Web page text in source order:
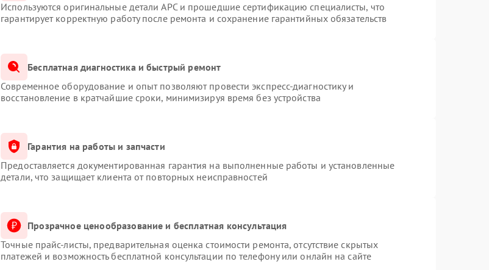
Используются оригинальные детали APC и прошедшие сертификацию специалисты, что
гарантирует корректную работу после ремонта и сохранение гарантийных обязательств
Бесплатная диагностика и быстрый ремонт
Современное оборудование и опыт позволяют провести экспресс-диагностику и
восстановление в кратчайшие сроки, минимизируя время без устройства
Гарантия на работы и запчасти
Предоставляется документированная гарантия на выполненные работы и установленные
детали, что защищает клиента от повторных неисправностей
Прозрачное ценообразование и бесплатная консультация
Точные прайс-листы, предварительная оценка стоимости ремонта, отсутствие скрытых
платежей и возможность бесплатной консультации по телефону или онлайн на сайте